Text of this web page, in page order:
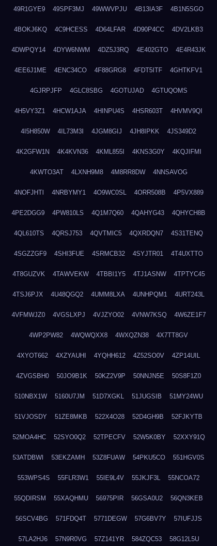
49R1GYE9 49SPF3MJ 49WWVPJU 4B13IA3F 4B1N5SGO
4BOKJ6KQ 4C9HCESS 4D64LFAR 4D90P4CC 4DV2LKB3
4DWPQY14 4DYW6NWM 4DZ5J3RQ 4E402GTO 4E4R43JK
4EE6J1ME 4ENC34CO 4F88GRG8 4FDT5ITF 4GHTKFV1
4GJRPJFP 4GLC8SBG 4GOTUJAD 4GTUQOMS
4H5VY3Z1 4HCW1AJA 4HINPU4S 4HSR603T 4HVMV9QI
4I5H850W 4IL73M3I 4JGM8GIJ 4JH8IPKK 4JS349D2
4K2GFW1N 4K4KVN36 4KML855I 4KNS3G0Y 4KQJIFMI
4KWTO3AT 4LXNH9M8 4M8RR8DW 4NNSAVOG
4NOFJHTI 4NRBYMY1 4O9WC0SL 4ORR508B 4P5VX889
4PE2DGG9 4PW810LS 4Q1M7Q60 4QAHYG43 4QHYCH8B
4QL610TS 4QRSJ753 4QVTMIC5 4QXRDQN7 4S31TENQ
4SGZZGF9 4SHI3FUE 4SRMCB32 4SYJTR01 4T4UXTTO
4T8GUZVK 4TAWVEKW 4TBBI1Y5 4TJ1ASNW 4TPTYC45
4TSJ6PJX 4U48QGQ2 4UMM8LXA 4UNHPQM1 4URT243L
4VFMWJZ0 4VGSLXPJ 4VJZYO02 4VNW7KSQ 4W6ZE1F7
4WP2PW82 4WQWQXX8 4WXQZN38 4X7TT8GV
4XYOT662 4XZYAUHI 4YQHH612 4Z52SO0V 4ZP14UIL
4ZVGSBH0 50JO9B1K 50KZ2V9P 50NNJN5E 50S8F1Z0
510NBX1W 5160U7JM 51D7XGKL 51JUGSIB 51MY24WU
51VJOSDY 51ZE8MKB 522X4O28 52D4GH9B 52FJKYTB
52MOA4HC 52SYO0Q2 52TPECFV 52W5K0BY 52XXY91Q
53ATDBWI 53EKZAMH 53Z8FUAW 54PKU5CO 551HGV0S
553WPS4S 55FLR3W1 55IE9L4V 55JKJF3L 55NCOA72
55QDIRSM 55XAQHMU 56975PIR 56GSA0U2 56QN3KEB
56SCV4BG 571FDQ4T 5771DEGW 57G6BV7Y 57IUFJJS
57LA2HJ6 57N9R0VG 57Z141YR 584ZQC53 58G12L5U